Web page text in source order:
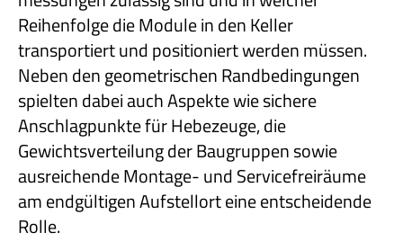
Reihenfolge die Module in den Keller
transportiert und positioniert werden müssen.
Neben den geometrischen Randbedingungen
spielten dabei auch Aspekte wie sichere
Anschlagpunkte für Hebezeuge, die
Gewichtsverteilung der Baugruppen sowie
ausreichende Montage- und Servicefreiräume
am endgültigen Aufstellort eine entscheidende
Rolle.